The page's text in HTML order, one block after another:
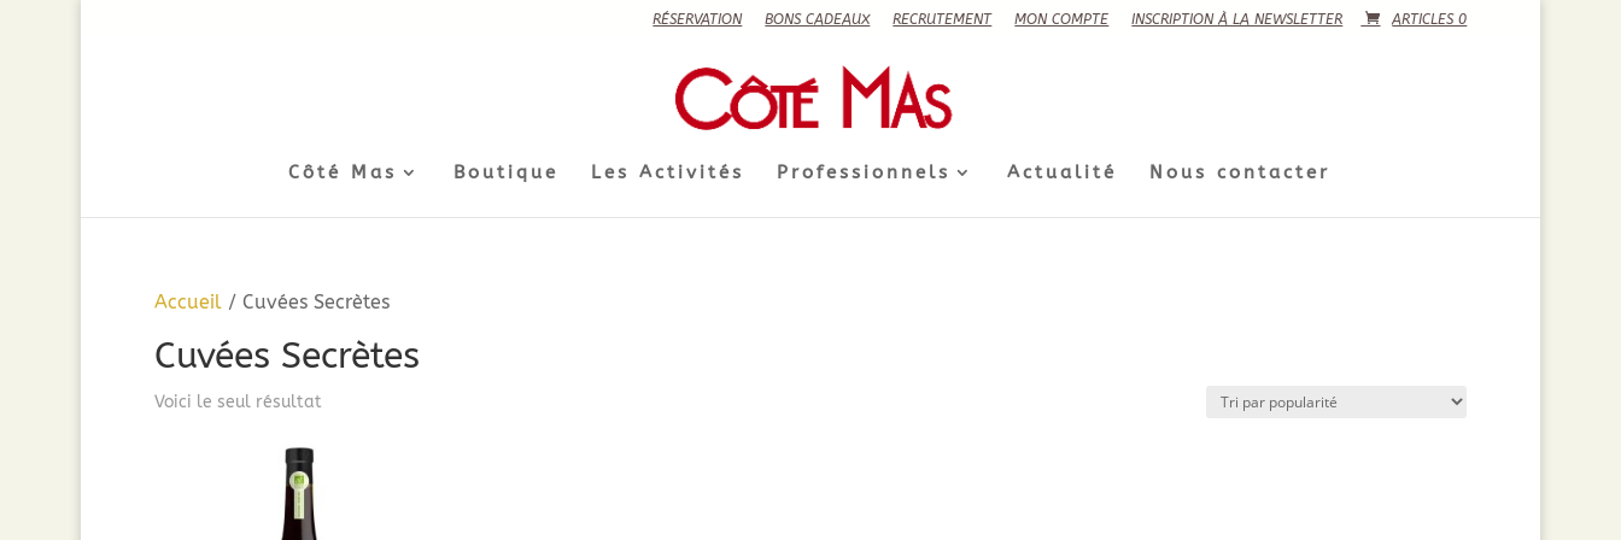
RÉSERVATION BONS CADEAUX RECRUTEMENT MON COMPTE INSCRIPTION À LA NEWSLETTER ARTICLES 0
Côté Mas Boutique Les Activités Professionnels Actualité Nous contacter
Accueil/ Cuvées Secrètes
Cuvées Secrètes
Voici le seul résultat